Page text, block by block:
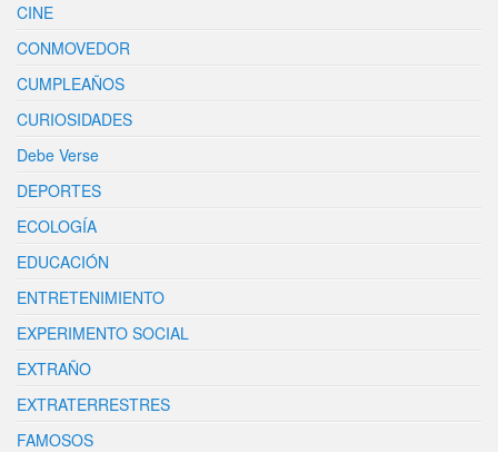
CINE
CONMOVEDOR
CUMPLEAÑOS
CURIOSIDADES
Debe Verse
DEPORTES
ECOLOGÍA
EDUCACIÓN
ENTRETENIMIENTO
EXPERIMENTO SOCIAL
EXTRAÑO
EXTRATERRESTRES
FAMOSOS